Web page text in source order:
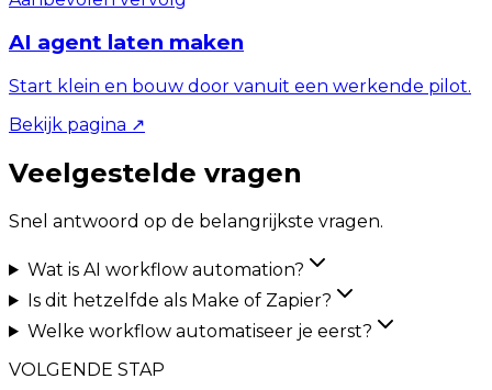
AI agent laten maken
Start klein en bouw door vanuit een werkende pilot.
Bekijk pagina ↗
Veelgestelde vragen
Snel antwoord op de belangrijkste vragen.
Wat is AI workflow automation?
Is dit hetzelfde als Make of Zapier?
Welke workflow automatiseer je eerst?
VOLGENDE STAP